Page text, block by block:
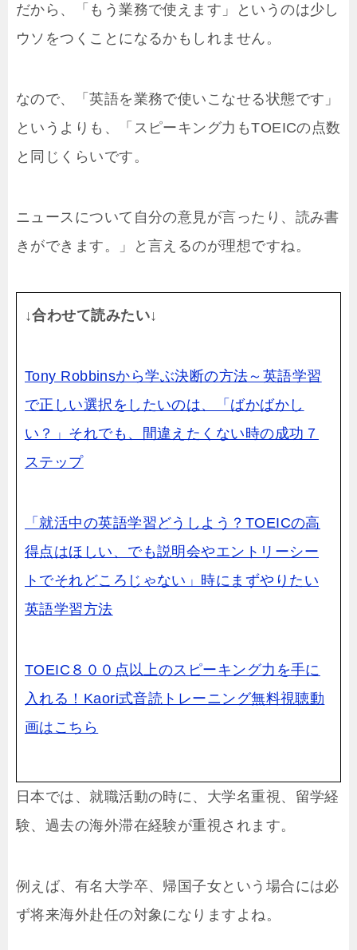
だから、「もう業務で使えます」というのは少し
ウソをつくことになるかもしれません。
なので、「英語を業務で使いこなせる状態です」
というよりも、「スピーキング力もTOEICの点数
と同じくらいです。
ニュースについて自分の意見が言ったり、読み書
きができます。」と言えるのが理想ですね。
↓合わせて読みたい↓
Tony Robbinsから学ぶ決断の方法～英語学習
で正しい選択をしたいのは、「ばかばかし
い？」それでも、間違えたくない時の成功７
ステップ
「就活中の英語学習どうしよう？TOEICの高
得点はほしい、でも説明会やエントリーシー
トでそれどころじゃない」時にまずやりたい
英語学習方法
TOEIC８００点以上のスピーキング力を手に
入れる！Kaori式音読トレーニング無料視聴動
画はこちら
日本では、就職活動の時に、大学名重視、留学経
験、過去の海外滞在経験が重視されます。
例えば、有名大学卒、帰国子女という場合には必
ず将来海外赴任の対象になりますよね。